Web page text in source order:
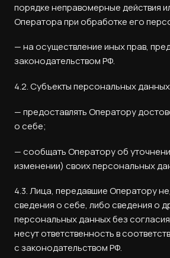
порядке неправомерные действия
Оператора при обработке его
— на осуществление иных прав,
законодательством РФ.
4.2. Субъекты персональных
— предоставлять Оператору
о себе;
— сообщать Оператору об
изменении) своих персональных
4.3. Лица, передавшие Оператору
сведения о себе, либо сведения о
персональных данных без
несут ответственность в
с законодательством РФ.